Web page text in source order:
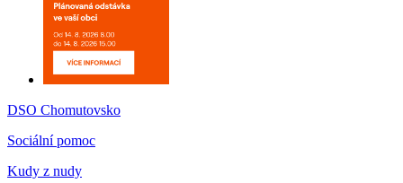
DSO Chomutovsko
Sociální pomoc
Kudy z nudy